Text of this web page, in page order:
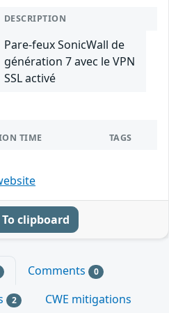
DESCRIPTION
Pare-feux SonicWall de
génération 7 avec le VPN
SSL activé
TIME TAGS
To clipboard
Comments 0
2
CWE mitigations